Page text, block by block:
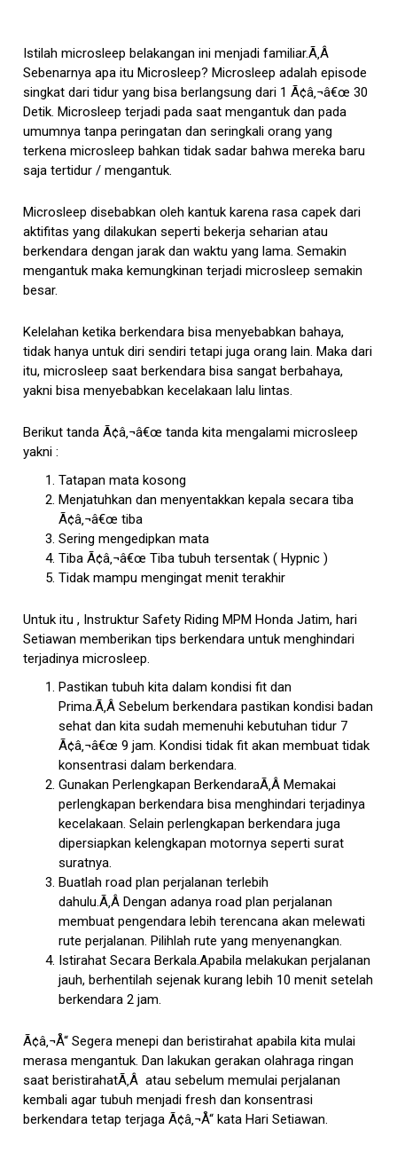
Istilah microsleep belakangan ini menjadi familiar.Ã‚Â
Sebenarnya apa itu Microsleep? Microsleep adalah episode
singkat dari tidur yang bisa berlangsung dari 1 Ã¢â‚¬â€œ 30
Detik. Microsleep terjadi pada saat mengantuk dan pada
umumnya tanpa peringatan dan seringkali orang yang
terkena microsleep bahkan tidak sadar bahwa mereka baru
saja tertidur / mengantuk.
Microsleep disebabkan oleh kantuk karena rasa capek dari
aktifitas yang dilakukan seperti bekerja seharian atau
berkendara dengan jarak dan waktu yang lama. Semakin
mengantuk maka kemungkinan terjadi microsleep semakin
besar.
Kelelahan ketika berkendara bisa menyebabkan bahaya,
tidak hanya untuk diri sendiri tetapi juga orang lain. Maka dari
itu, microsleep saat berkendara bisa sangat berbahaya,
yakni bisa menyebabkan kecelakaan lalu lintas.
Berikut tanda Ã¢â‚¬â€œ tanda kita mengalami microsleep
yakni :
Tatapan mata kosong
Menjatuhkan dan menyentakkan kepala secara tiba
Ã¢â‚¬â€œ tiba
Sering mengedipkan mata
Tiba Ã¢â‚¬â€œ Tiba tubuh tersentak ( Hypnic )
Tidak mampu mengingat menit terakhir
Untuk itu , Instruktur Safety Riding MPM Honda Jatim, hari
Setiawan memberikan tips berkendara untuk menghindari
terjadinya microsleep.
Pastikan tubuh kita dalam kondisi fit dan
Prima.Ã‚Â Sebelum berkendara pastikan kondisi badan
sehat dan kita sudah memenuhi kebutuhan tidur 7
Ã¢â‚¬â€œ 9 jam. Kondisi tidak fit akan membuat tidak
konsentrasi dalam berkendara.
Gunakan Perlengkapan BerkendaraÃ‚Â Memakai
perlengkapan berkendara bisa menghindari terjadinya
kecelakaan. Selain perlengkapan berkendara juga
dipersiapkan kelengkapan motornya seperti surat
suratnya.
Buatlah road plan perjalanan terlebih
dahulu.Ã‚Â Dengan adanya road plan perjalanan
membuat pengendara lebih terencana akan melewati
rute perjalanan. Pilihlah rute yang menyenangkan.
Istirahat Secara Berkala.Apabila melakukan perjalanan
jauh, berhentilah sejenak kurang lebih 10 menit setelah
berkendara 2 jam.
Ã¢â‚¬Å“ Segera menepi dan beristirahat apabila kita mulai
merasa mengantuk. Dan lakukan gerakan olahraga ringan
saat beristirahatÃ‚Â atau sebelum memulai perjalanan
kembali agar tubuh menjadi fresh dan konsentrasi
berkendara tetap terjaga Ã¢â‚¬Å“ kata Hari Setiawan.